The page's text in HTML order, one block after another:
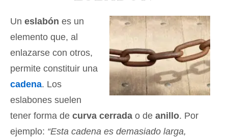
Un eslabón es un
elemento que, al
enlazarse con otros,
permite constituir una
cadena. Los
eslabones suelen
tener forma de curva cerrada o de anillo. Por
ejemplo: “Esta cadena es demasiado larga,